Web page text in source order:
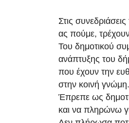
Στις
ας πούμε,
Του δημοτικού
ανάπτυξης του
που έχουν την
στην κοινή γνώμη.
Έπρεπε ως
και να πληρώνω